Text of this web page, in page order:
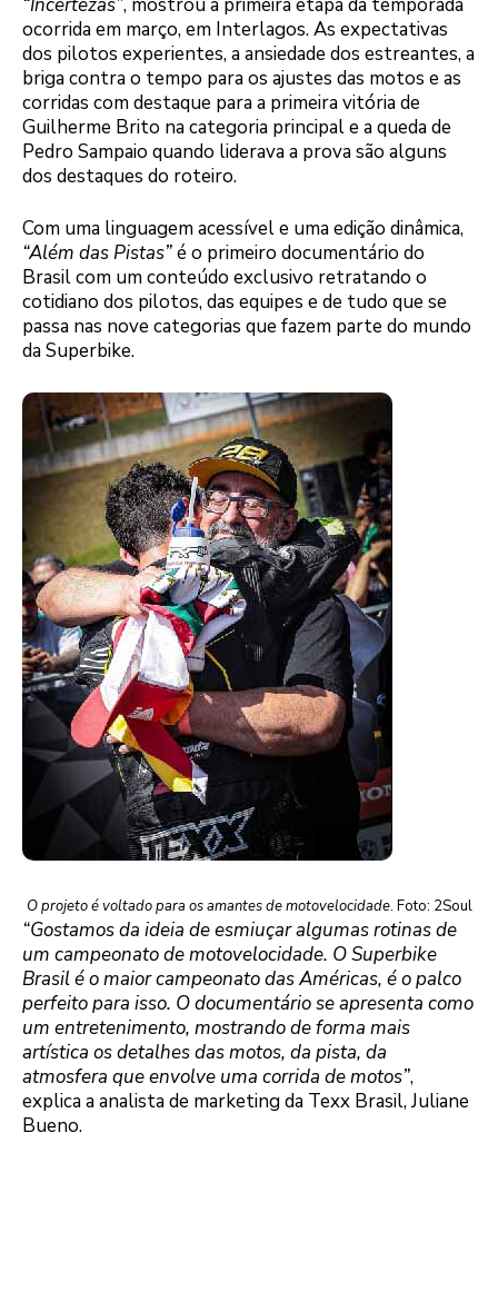
ocorrida em março, em Interlagos. As expectativas
dos pilotos experientes, a ansiedade dos estreantes, a
briga contra o tempo para os ajustes das motos e as
corridas com destaque para a primeira vitória de
Guilherme Brito na categoria principal e a queda de
Pedro Sampaio quando liderava a prova são alguns
dos destaques do roteiro.
Com uma linguagem acessível e uma edição dinâmica,
“Além das Pistas”é o primeiro documentário do
Brasil com um conteúdo exclusivo retratando o
cotidiano dos pilotos, das equipes e de tudo que se
passa nas nove categorias que fazem parte do mundo
da Superbike.
O projeto é voltado para os amantes de motovelocidade. Foto: 2Soul
“Gostamos da ideia de esmiuçar algumas rotinas de
um campeonato de motovelocidade. O Superbike
Brasil é o maior campeonato das Américas, é o palco
perfeito para isso. O documentário se apresenta como
um entretenimento, mostrando de forma mais
artística os detalhes das motos, da pista, da
atmosfera que envolve uma corrida de motos”,
explica a analista de marketing da Texx Brasil, Juliane
Bueno.